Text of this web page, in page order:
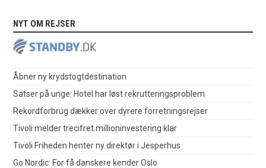
NYT OM REJSER
Åbner ny krydstogtdestination
Satser på unge: Hotel har løst rekrutteringsproblem
Rekordforbrug dækker over dyrere forretningsrejser
Tivoli melder trecifret millioninvestering klar
Tivoli Friheden henter ny direktør i Jesperhus
Go Nordic: For få danskere kender Oslo